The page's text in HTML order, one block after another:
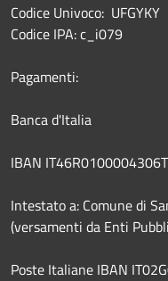
Codice Univoco: UFGYKY
Codice IPA: c_i079
Pagamenti:
Banca d'Italia
IBAN
Intestato a: Comune di
(versamenti da Enti
Poste Italiane IBAN